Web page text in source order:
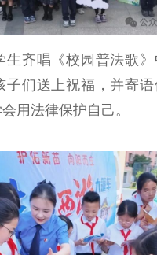
文化文艺
文化惠民
文
体制改革
文
品牌活动
精神文明
文明实践
文
先进典型
社会宣传
齐唱《校园普法歌》
子们送上祝福，并寄
用法律保护自己。